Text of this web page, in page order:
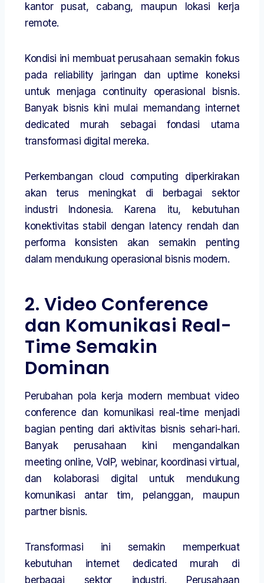
kantor pusat, cabang, maupun lokasi kerja
remote.
Kondisi ini membuat perusahaan semakin fokus
pada reliability jaringan dan uptime koneksi
untuk menjaga continuity operasional bisnis.
Banyak bisnis kini mulai memandang internet
dedicated murah sebagai fondasi utama
transformasi digital mereka.
Perkembangan cloud computing diperkirakan
akan terus meningkat di berbagai sektor
industri Indonesia. Karena itu, kebutuhan
konektivitas stabil dengan latency rendah dan
performa konsisten akan semakin penting
dalam mendukung operasional bisnis modern.
2. Video Conference
dan Komunikasi Real-
Time Semakin
Dominan
Perubahan pola kerja modern membuat video
conference dan komunikasi real-time menjadi
bagian penting dari aktivitas bisnis sehari-hari.
Banyak perusahaan kini mengandalkan
meeting online, VoIP, webinar, koordinasi virtual,
dan kolaborasi digital untuk mendukung
komunikasi antar tim, pelanggan, maupun
partner bisnis.
Transformasi ini semakin memperkuat
kebutuhan internet dedicated murah di
berbagai sektor industri. Perusahaan